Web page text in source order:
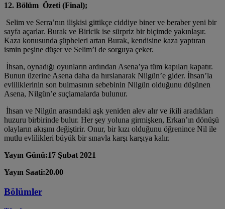
12. Bölüm Özeti (Final);
Selim ve Serra’nın ilişkisi gittikçe ciddiye biner ve beraber yeni bir
sayfa açarlar. Burak ve Biricik ise sürpriz bir biçimde yakınlaşır.
Kaza konusunda şüpheleri artan Burak, kendisine kaza yaptıran
ismin peşine düşer ve Selim’i de sorguya çeker.
İhsan, oynadığı oyunların ardından Asena’ya tüm kapıları kapatır.
Bunun üzerine Asena daha da hırslanarak Nilgün’e gider. İhsan’la
evliliklerinin son bulmasının sebebinin Nilgün olduğunu düşünen
Asena, Nilgün’e suçlamalarda bulunur.
İhsan ve Nilgün arasındaki aşk yeniden alev alır ve ikili aradıkları
huzuru birbirinde bulur. Her şey yoluna girmişken, Erkan’ın dönüşü
olayların akışını değiştirir. Onur, bir kızı olduğunu öğrenince Nil ile
mutlu evlilikleri büyük bir sınavla karşı karşıya kalır.
Yayın Günü:17 Şubat 2021
Yayın Saati:20.00
Bölümler